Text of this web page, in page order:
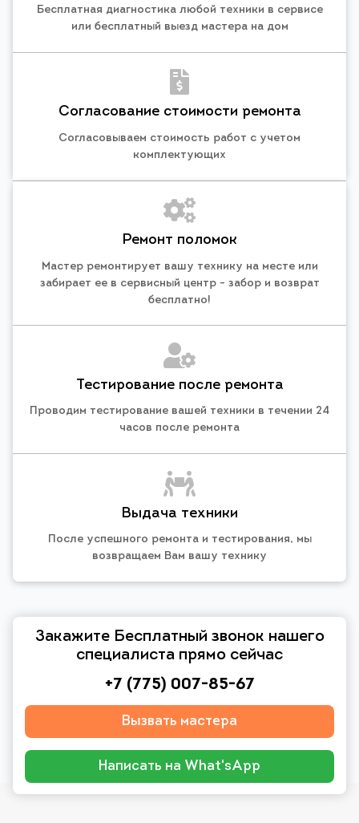
Бесплатная диагностика любой техники в сервисе
или бесплатный выезд мастера на дом
Согласование стоимости ремонта
Согласовываем стоимость работ с учетом
комплектующих
Ремонт поломок
Мастер ремонтирует вашу технику на месте или
забирает ее в сервисный центр - забор и возврат
бесплатно!
Тестирование после ремонта
Проводим тестирование вашей техники в течении 24
часов после ремонта
Выдача техники
После успешного ремонта и тестирования, мы
возвращаем Вам вашу технику
Закажите Бесплатный звонок нашего
специалиста прямо сейчас
+7 (775) 007-85-67
Вызвать мастера
Написать на What'sApp